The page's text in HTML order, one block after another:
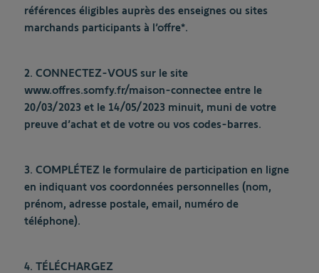
références éligibles auprès des enseignes ou sites
marchands participants à l’offre*.
2. CONNECTEZ-VOUS sur le site
www.offres.somfy.fr/maison-connectee entre le
20/03/2023 et le 14/05/2023 minuit, muni de votre
preuve d’achat et de votre ou vos codes-barres.
3. COMPLÉTEZ le formulaire de participation en ligne
en indiquant vos coordonnées personnelles (nom,
prénom, adresse postale, email, numéro de
téléphone).
4. TÉLÉCHARGEZ